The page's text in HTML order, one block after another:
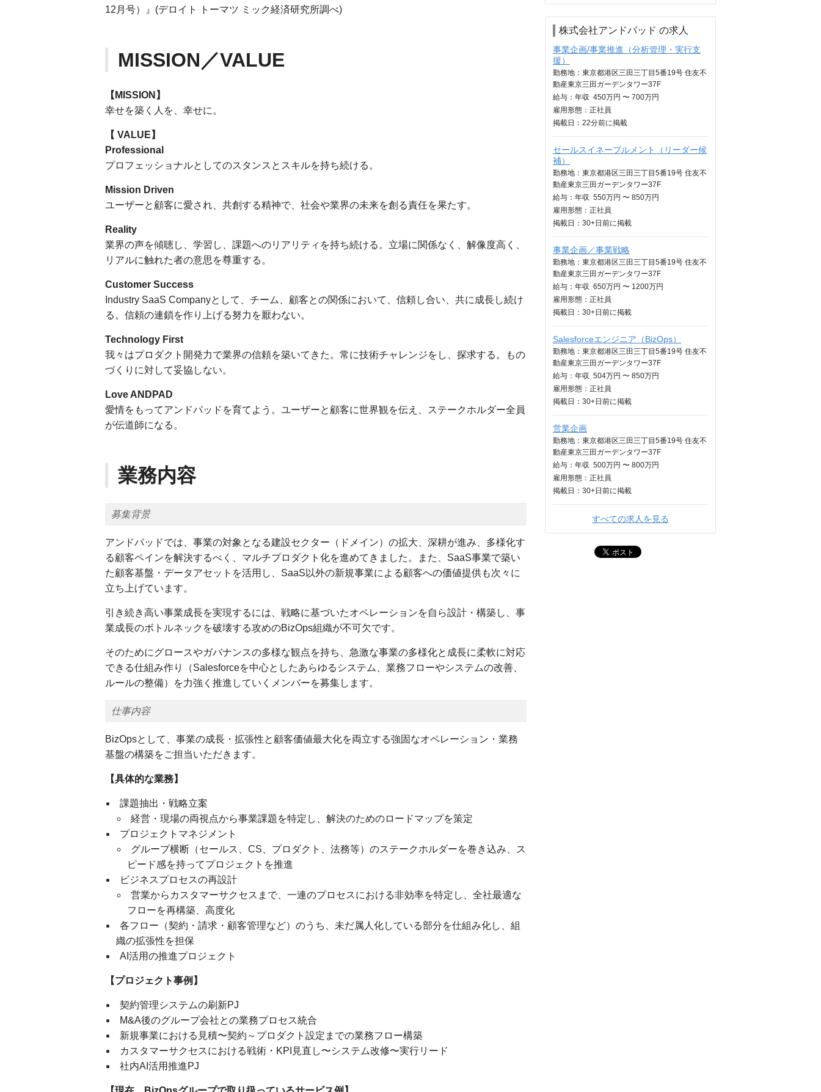
12月号）』(デロイト トーマツ ミック経済研究所調べ)
MISSION／VALUE
【MISSION】
幸せを築く人を、幸せに。
【 VALUE】
Professional
プロフェッショナルとしてのスタンスとスキルを持ち続ける。
Mission Driven
ユーザーと顧客に愛され、共創する精神で、社会や業界の未来を創る責任を果たす。
Reality
業界の声を傾聴し、学習し、課題へのリアリティを持ち続ける。立場に関係なく、解像度高く、
リアルに触れた者の意思を尊重する。
Customer Success
Industry SaaS Companyとして、チーム、顧客との関係において、信頼し合い、共に成長し続け
る。信頼の連鎖を作り上げる努力を厭わない。
Technology First
我々はプロダクト開発力で業界の信頼を築いてきた。常に技術チャレンジをし、探求する。もの
づくりに対して妥協しない。
Love ANDPAD
愛情をもってアンドパッドを育てよう。ユーザーと顧客に世界観を伝え、ステークホルダー全員
が伝道師になる。
業務内容
募集背景
アンドパッドでは、事業の対象となる建設セクター（ドメイン）の拡大、深耕が進み、多様化す
る顧客ペインを解決するべく、マルチプロダクト化を進めてきました。また、SaaS事業で築い
た顧客基盤・データアセットを活用し、SaaS以外の新規事業による顧客への価値提供も次々に
立ち上げています。
引き続き高い事業成長を実現するには、戦略に基づいたオペレーションを自ら設計・構築し、事
業成長のボトルネックを破壊する攻めのBizOps組織が不可欠です。
そのためにグロースやガバナンスの多様な観点を持ち、急激な事業の多様化と成長に柔軟に対応
できる仕組み作り（Salesforceを中心としたあらゆるシステム、業務フローやシステムの改善、
ルールの整備）を力強く推進していくメンバーを募集します。
仕事内容
BizOpsとして、事業の成長・拡張性と顧客価値最大化を両立する強固なオペレーション・業務
基盤の構築をご担当いただきます。
【具体的な業務】
課題抽出・戦略立案
経営・現場の両視点から事業課題を特定し、解決のためのロードマップを策定
プロジェクトマネジメント
グループ横断（セールス、CS、プロダクト、法務等）のステークホルダーを巻き込み、ス
ピード感を持ってプロジェクトを推進
ビジネスプロセスの再設計
営業からカスタマーサクセスまで、一連のプロセスにおける非効率を特定し、全社最適な
フローを再構築、高度化
各フロー（契約・請求・顧客管理など）のうち、未だ属人化している部分を仕組み化し、組
織の拡張性を担保
AI活用の推進プロジェクト
【プロジェクト事例】
契約管理システムの刷新PJ
M&A後のグループ会社との業務プロセス統合
新規事業における見積〜契約～プロダクト設定までの業務フロー構築
カスタマーサクセスにおける戦術・KPI見直し〜システム改修〜実行リード
社内AI活用推進PJ
株式会社アンドパッド の求人
事業企画/事業推進（分析管理・実行支
援）
勤務地：東京都港区三田三丁目5番19号 住友不
動産東京三田ガーデンタワー37F
給与： 年収 450万円 〜 700万円
雇用形態：正社員
掲載日： 22分前に掲載
セールスイネーブルメント（リーダー候
補）
勤務地：東京都港区三田三丁目5番19号 住友不
動産東京三田ガーデンタワー37F
給与： 年収 550万円 〜 850万円
雇用形態：正社員
掲載日： 30+日 前に掲載
事業企画／事業戦略
勤務地：東京都港区三田三丁目5番19号 住友不
動産東京三田ガーデンタワー37F
給与： 年収 650万円 〜 1200万円
雇用形態：正社員
掲載日： 30+日 前に掲載
Salesforceエンジニア（BizOps）
勤務地：東京都港区三田三丁目5番19号 住友不
動産東京三田ガーデンタワー37F
給与： 年収 504万円 〜 850万円
雇用形態：正社員
掲載日： 30+日 前に掲載
営業企画
勤務地：東京都港区三田三丁目5番19号 住友不
動産東京三田ガーデンタワー37F
給与： 年収 500万円 〜 800万円
雇用形態：正社員
掲載日： 30+日 前に掲載
すべての求人を見る